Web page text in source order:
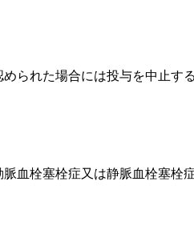
られた場合には投与を中止す
血栓塞栓症又は静脈血栓塞